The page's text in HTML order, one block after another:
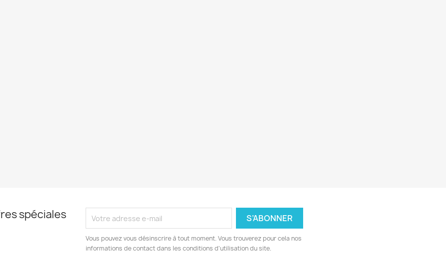
spéciales
Vous pouvez vous désinscrire à tout moment. Vous trouverez pour cela nos
informations de contact dans les conditions d'utilisation du site.